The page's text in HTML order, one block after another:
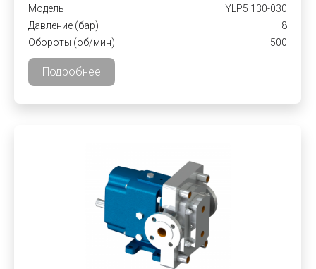
Модель
YLP5 130-030
Давление (бар)
8
Обороты (об/мин)
500
Подробнее